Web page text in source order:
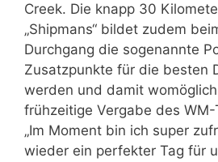
Creek. Die knapp 30
„Shipmans“ bildet zudem
Durchgang die sogenannte
Zusatzpunkte für die besten
werden und damit
frühzeitige Vergabe des
„Im Moment bin ich super
wieder ein perfekter Tag für